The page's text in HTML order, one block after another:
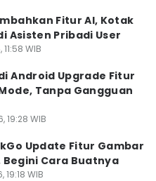
Fitur AI, Kotak
Asisten Pribadi User
WIB
Android Upgrade Fitur
Tanpa Gangguan
19:28 WIB
Update Fitur Gambar
Begini Cara Buatnya
19:18 WIB